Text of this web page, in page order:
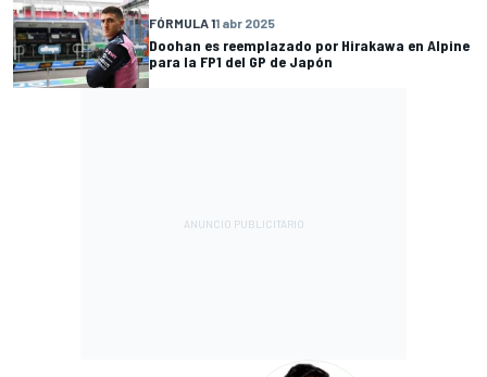
FÓRMULA 11 abr 2025
Doohan es reemplazado por Hirakawa en Alpine
para la FP1 del GP de Japón